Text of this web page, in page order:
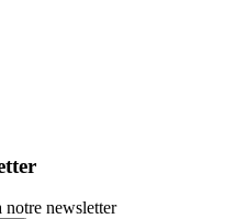
notre newsletter